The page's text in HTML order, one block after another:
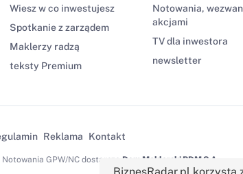
Wiesz w co inwestujesz
Spotkanie z zarządem
Maklerzy radzą
teksty Premium
Notowania,
akcjami
TV dla inwestora
newsletter
Reklama Kontakt
Notowania GPW/NC dostarcza Dom Maklerski BDM S.A.